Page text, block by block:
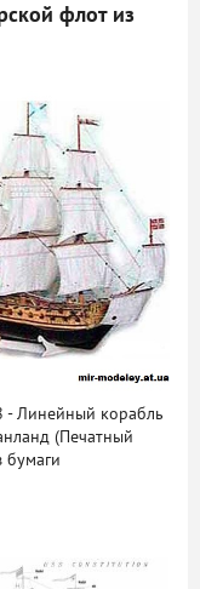
флот из
Линейный корабль
(Печатный
бумаги